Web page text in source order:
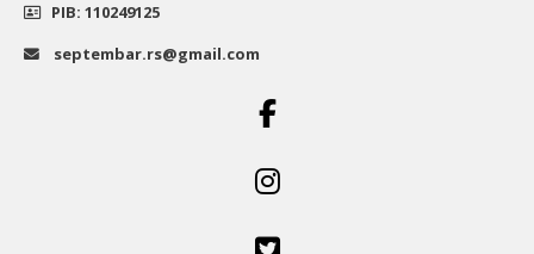
PIB: 110249125
septembar.rs@gmail.com